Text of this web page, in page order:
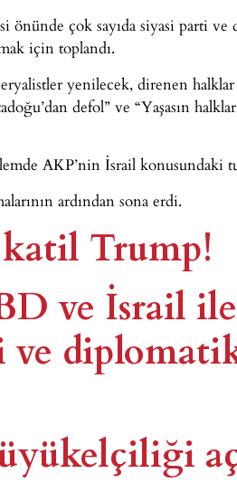
önünde çok sayıda siyasi parti
için toplandı.
yenilecek, direnen halklar
defol” ve “Yaşasın
AKP’nin İsrail konusundaki
ardından sona erdi.
Trump!
ve İsrail
ve